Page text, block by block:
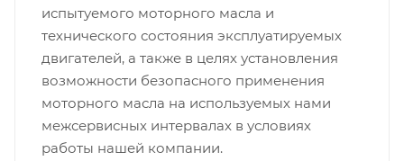
испытуемого моторного масла и
технического состояния эксплуатируемых
двигателей, а также в целях установления
возможности безопасного применения
моторного масла на используемых нами
межсервисных интервалах в условиях
работы нашей компании.